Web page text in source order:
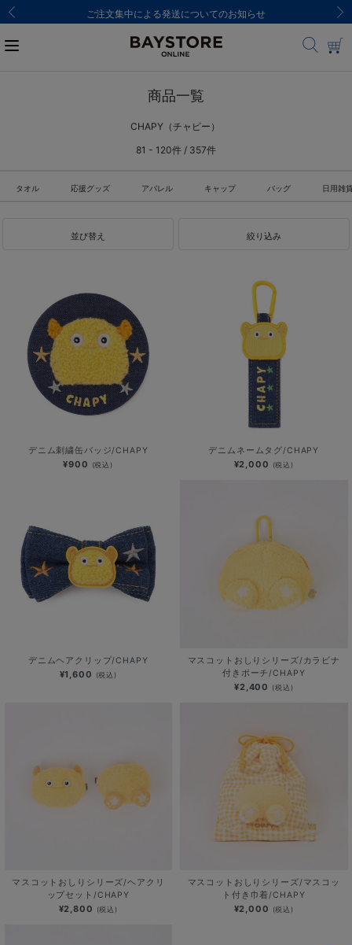
ご注文集中による発送についてのお知らせ
商品一覧
CHAPY（チャピー）
81 - 120件 / 357件
タオル 応援グッズ アパレル キャップ バッグ 日用雑
並び替え 絞り込み
デニム刺繍缶バッジ/CHAPY
¥900 (税込)
デニムネームタグ/CHAPY
¥2,000 (税込)
デニムヘアクリップ/CHAPY
¥1,600 (税込)
マスコットおしりシリーズ/カラビナ
付きポーチ/CHAPY
¥2,400 (税込)
マスコットおしりシリーズ/ヘアクリ
ップセット/CHAPY
¥2,800 (税込)
マスコットおしりシリーズ/マスコッ
ト付き巾着/CHAPY
¥2,000 (税込)